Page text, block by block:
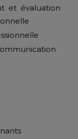
et évaluation